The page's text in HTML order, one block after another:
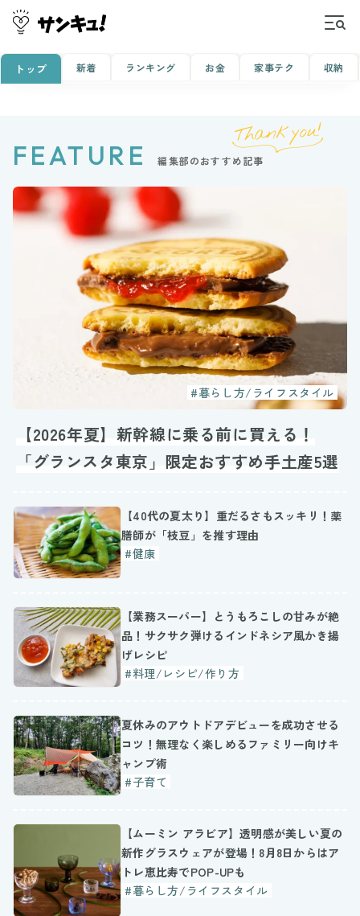
トップ 新着 ランキング お金 家事テク 収納
FEATURE 編集部のおすすめ記事
#暮らし方/ライフスタイル
【2026年夏】新幹線に乗る前に買える！
「グランスタ東京」限定おすすめ手土産5選
【40代の夏太り】重だるさもスッキリ！薬
膳師が「枝豆」を推す理由
#健康
【業務スーパー】とうもろこしの甘みが絶
品！サクサク弾けるインドネシア風かき揚
げレシピ
#料理/レシピ/作り方
夏休みのアウトドアデビューを成功させる
コツ！無理なく楽しめるファミリー向けキ
ャンプ術
#子育て
【ムーミン アラビア】透明感が美しい夏の
新作グラスウェアが登場！8月8日からはア
トレ恵比寿でPOP-UPも
#暮らし方/ライフスタイル